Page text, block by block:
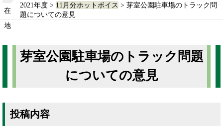
在
地
2021年度> 11月分ホットボイス > 芽室公園駐車場のトラック問
題についての意見
芽室公園駐車場のトラック問題
についての意見
投稿内容